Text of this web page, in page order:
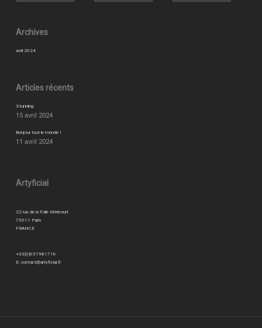
Archives
avril 2024
Articles récents
Stunning
15 avril 2024
Bonjour tout le monde !
11 avril 2024
Artyficial
22 rue de la Folie Méricourt
75011 Paris
FRANCE
+33(0)651981716
E: contact@artyficial.fr